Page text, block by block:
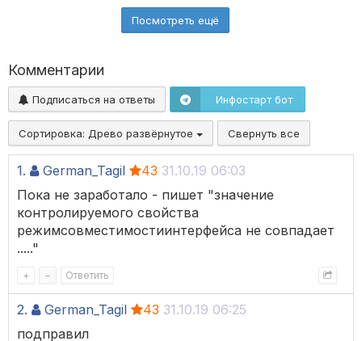
Посмотреть ещё
Комментарии
Подписаться на ответы Инфостарт бот
Сортировка: Древо развёрнутое Свернуть все
1. German_Tagil 43 31.10.19 06:03
Пока не заработало - пишет "значение
контролируемого свойства
режимсовместимостиинтерфейса не совпадает
....."
+ – Ответить
2. German_Tagil 43 31.10.19 06:25
подправил